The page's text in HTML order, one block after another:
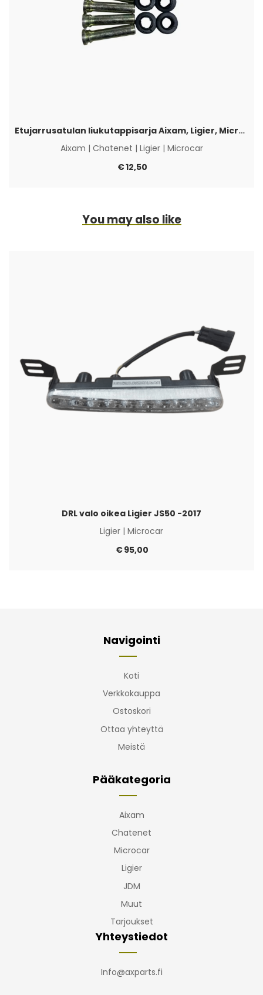
Etujarrusatulan liukutappisarja Aixam, Ligier, Microcar & Chatenet
Aixam | Chatenet | Ligier| Microcar
€12,50
You may also like
DRL valo oikea Ligier JS50 -2017
Ligier | Microcar
€95,00
Navigointi
Koti
Verkkokauppa
Ostoskori
Ottaa yhteyttä
Meistä
Pääkategoria
Aixam
Chatenet
Microcar
Ligier
JDM
Muut
Tarjoukset
Yhteystiedot
Info@axparts.fi